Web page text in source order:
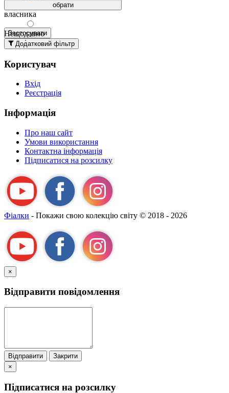
власника
Нещодавно
додані
вгорі
Давно
додані
За
назвою А-
Я
назвою Я-
обрати
Застосувати
Додатковий фільтр
Користувач
Вхід
Реєстрація
Інформація
Про наш сайт
Умови використання
Контактна інформація
Підписатися на розсилку
Фіалки - Покажи свою колекцію світу © 2018 - 2026
×
Відправити повідомлення
Відправити
Закрити
×
Підписатися на розсилку